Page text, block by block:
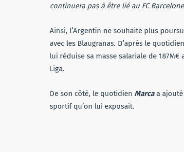
continuera pas à être lié au FC
Ainsi, l’Argentin ne souhaite plus
avec les Blaugranas. D’après le
lui réduise sa masse salariale de
Liga.
De son côté, le quotidien Marcaa ajouté
sportif qu’on lui exposait.